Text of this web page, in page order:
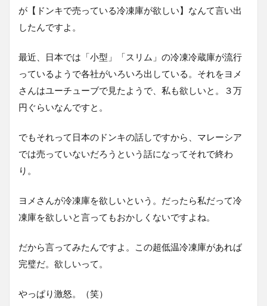
が【ドンキで売っている冷凍庫が欲しい】なんて言い出
したんですよ。
最近、日本では「小型」「スリム」の冷凍冷蔵庫が流行
っているようで各社がいろいろ出している。それをヨメ
さんはユーチューブで見たようで、私も欲しいと。３万
円ぐらいなんですと。
でもそれって日本のドンキの話しですから、マレーシア
では売っていないだろうという話になってそれで終わ
り。
ヨメさんが冷凍庫を欲しいという。だったら私だって冷
凍庫を欲しいと言ってもおかしくないですよね。
だから言ってみたんですよ。この超低温冷凍庫があれば
完璧だ。欲しいって。
やっぱり激怒。（笑）